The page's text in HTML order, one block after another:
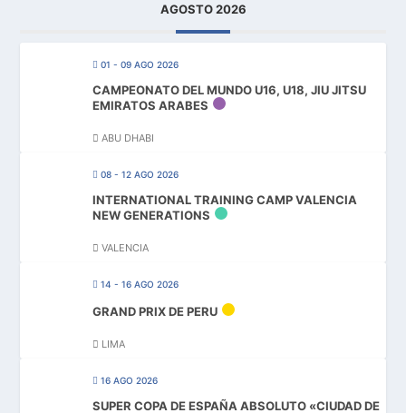
AGOSTO 2026
01 - 09 AGO 2026
CAMPEONATO DEL MUNDO U16, U18, JIU JITSU
EMIRATOS ARABES
ABU DHABI
08 - 12 AGO 2026
INTERNATIONAL TRAINING CAMP VALENCIA
NEW GENERATIONS
VALENCIA
14 - 16 AGO 2026
GRAND PRIX DE PERU
LIMA
16 AGO 2026
SUPER COPA DE ESPAÑA ABSOLUTO «CIUDAD DE